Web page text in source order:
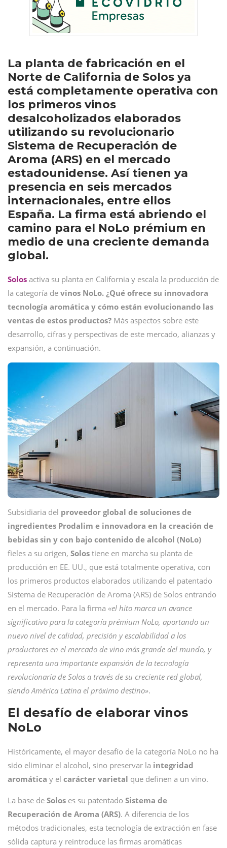
La planta de fabricación en el
Norte de California de Solos ya
está completamente operativa con
los primeros vinos
desalcoholizados elaborados
utilizando su revolucionario
Sistema de Recuperación de
Aroma (ARS) en el mercado
estadounidense. Así tienen ya
presencia en seis mercados
internacionales, entre ellos
España. La firma está abriendo el
camino para el NoLo prémium en
medio de una creciente demanda
global.
Solos activa su planta en California y escala la producción de
la categoría de vinos NoLo. ¿Qué ofrece su innovadora
tecnología aromática y cómo están evolucionando las
ventas de estos productos? Más aspectos sobre este
desarrollo, cifras y perspectivas de este mercado, alianzas y
expansión, a continuación.
Subsidiaria del proveedor global de soluciones de
ingredientes Prodalim e innovadora en la creación de
bebidas sin y con bajo contenido de alcohol (NoLo)
fieles a su origen, Solos tiene en marcha su planta de
producción en EE. UU., que está totalmente operativa, con
los primeros productos elaborados utilizando el patentado
Sistema de Recuperación de Aroma (ARS) de Solos entrando
en el mercado. Para la firma «el hito marca un avance
significativo para la categoría prémium NoLo, aportando un
nuevo nivel de calidad, precisión y escalabilidad a los
productores en el mercado de vino más grande del mundo, y
representa una importante expansión de la tecnología
revolucionaria de Solos a través de su creciente red global,
siendo América Latina el próximo destino».
El desafío de elaborar vinos
NoLo
Históricamente, el mayor desafío de la categoría NoLo no ha
sido eliminar el alcohol, sino preservar la integridad
aromática y el carácter varietal que definen a un vino.
La base de Solos es su patentado Sistema de
Recuperación de Aroma (ARS). A diferencia de los
métodos tradicionales, esta tecnología de extracción en fase
sólida captura y reintroduce las firmas aromáticas